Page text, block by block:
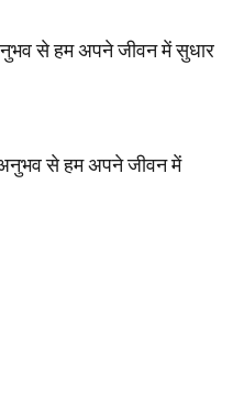
से हम अपने जीवन में सुधार
से हम अपने जीवन में